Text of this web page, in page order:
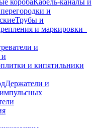
коробаКабель-каналы и
и
Трубы и
и маркировки
и
и кипятильники
Держатели и